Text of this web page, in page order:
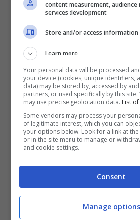
Claudia Ruggeri post Instagram
Eccola qui mentre sorride
vedere tutta la sua solarità.
pieno autunno anche se i
indossa sono strappati sul
cappotto ha un’evidente
trucco usato per questo
un viso lucente e questi
molto apprezzati.
content measurement, audience
services development
Store and/or access information
Learn more
Your personal data will be processed
your device (cookies, unique identifiers,
data) may be stored by, accessed by
partners, or used specifically by this
may use precise geolocation data. List
Some vendors may process your
of legitimate interest, which you can
your options below. Look for a link at
or in the site menu to manage or
and cookie settings.
Consent
Manage options